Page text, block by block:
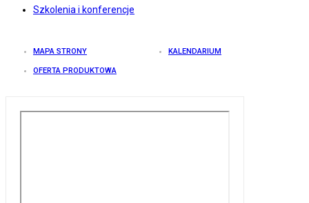
Szkolenia i konferencje
MAPA STRONY KALENDARIUM
OFERTA PRODUKTOWA